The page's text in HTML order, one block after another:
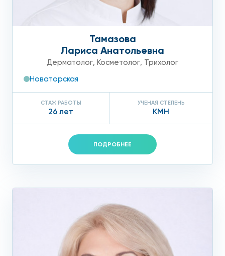
Тамазова
Лариса Анатольевна
Дерматолог, Косметолог, Трихолог
Новаторская
СТАЖ РАБОТЫ
26 лет
УЧЕНАЯ СТЕПЕНЬ
КМН
ПОДРОБНЕЕ